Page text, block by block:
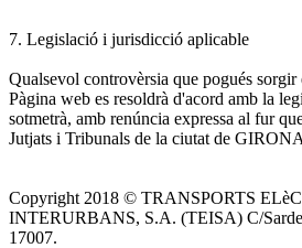
7. Legislació i jurisdicció aplicable
Qualsevol controvèrsia que pogués sorgir
Pàgina web es resoldrà d'acord amb la
sotmetrà, amb renúncia expressa al fur
Jutjats i Tribunals de la ciutat de
Copyright 2018 © TRANSPORTS
INTERURBANS, S.A. (TEISA) C/
17007.